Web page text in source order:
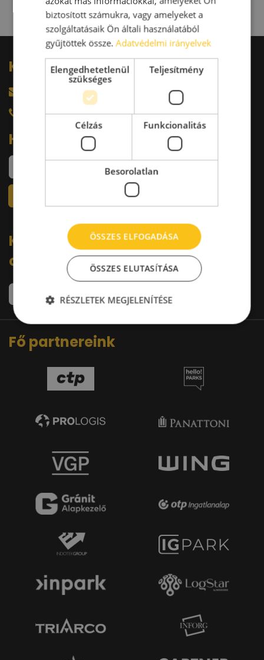
Kérdésed van?
harkacsi@raktarkereso.hu
+36 30 644 76 55
Hírlevél
Kövess minket a közösségi
oldalakon:
Fő partnereink
biztosított számukra, vagy amelyeket a
szolgáltatásaik Ön általi használatából
gyűjtöttek össze.Adatvédelmi irányelvek
Elengedhetetlenül
szükséges
Teljesítmény
Célzás Funkcionalitás
Besorolatlan
ÖSSZES ELFOGADÁSA
ÖSSZES ELUTASÍTÁSA
RÉSZLETEK MEGJELENÍTÉSE